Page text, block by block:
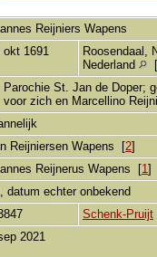
Reijniers Wapens
okt 1691
Roosendaal,
Nederland
[
Parochie St. Jan de Doper;
voor zich en Marcellino
Reijniersen Wapens [2]
Reijnerus Wapens [1]
datum echter onbekend
Schenk-Pruijt
2021